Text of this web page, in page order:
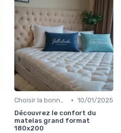
Choisir la bonne taille • 10/01/2025
Découvrez le confort du
matelas grand format
180x200